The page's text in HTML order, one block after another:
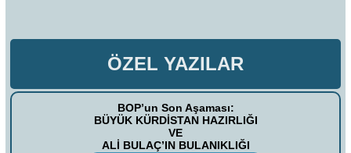
ÖZEL YAZILAR
BOP’un Son Aşaması:
BÜYÜK KÜRDİSTAN HAZIRLIĞI
VE
ALİ BULAÇ’IN BULANIKLIĞI